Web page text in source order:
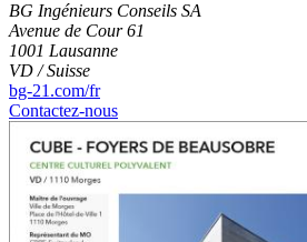
BG Ingénieurs Conseils SA
Avenue de Cour 61
1001 Lausanne
VD / Suisse
bg-21.com/fr
Contactez-nous